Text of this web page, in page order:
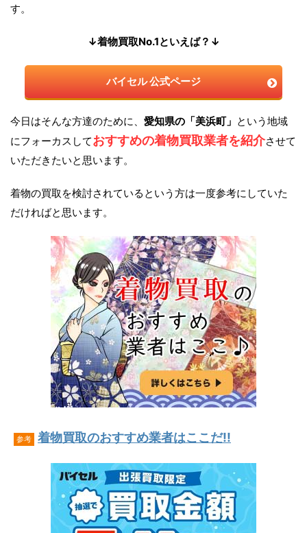
す。
↓着物買取No.1といえば？↓
バイセル 公式ページ
今日はそんな方達のために、 愛知県の「美浜町」 という地域
にフォーカスしておすすめの着物買取業者を紹介させて
いただきたいと思います。
着物の買取を検討されているという方は一度参考にしていた
だければと思います。
参考 着物買取のおすすめ業者はここだ!!